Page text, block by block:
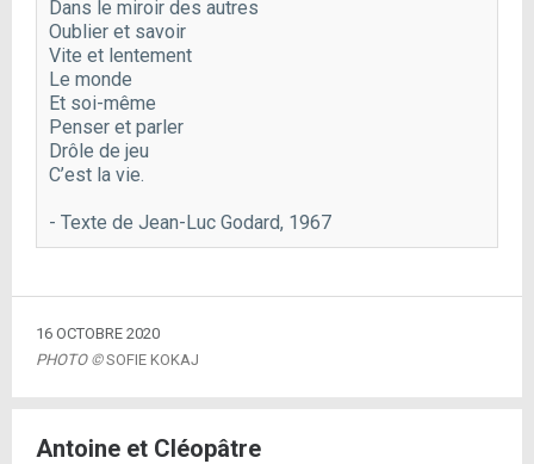
Dans le miroir des autres
Oublier et savoir
Vite et lentement
Le monde
Et soi-même
Penser et parler
Drôle de jeu
C’est la vie.
- Texte de Jean-Luc Godard, 1967
16 OCTOBRE 2020
PHOTO ©SOFIE KOKAJ
Antoine et Cléopâtre